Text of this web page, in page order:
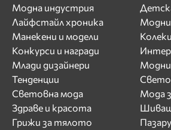
Модна индустрия
Лайфстайл хроника
Манекени и модели
Конкурси и награди
Млади дизайнери
Тенденции
Световна мода
Здраве и красота
Грижи за тялото
Мода